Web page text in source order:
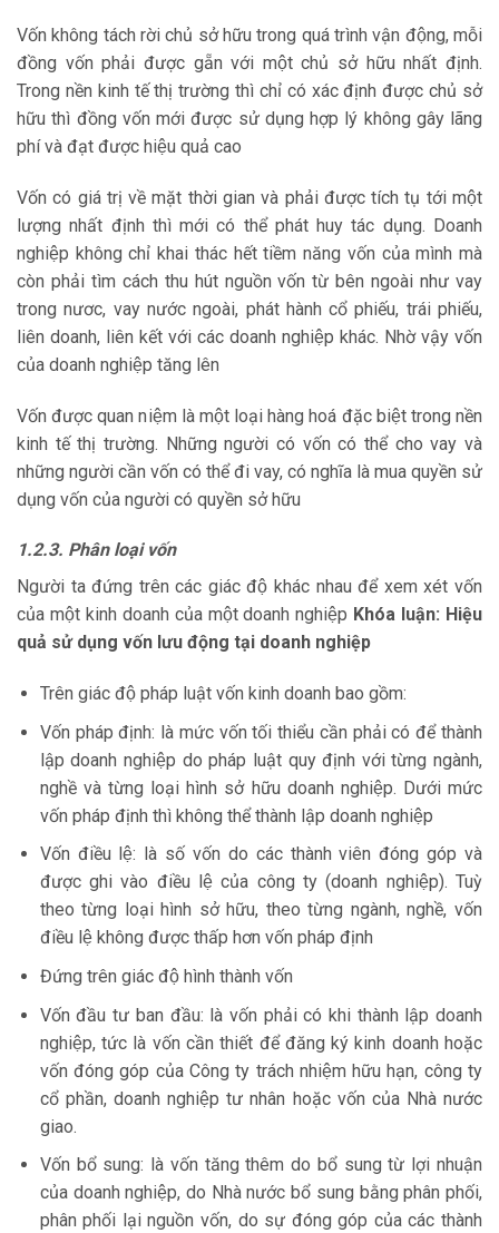
Vốn không tách rời chủ sở hữu trong quá trình vận động, mỗi
đồng vốn phải được gẵn với một chủ sở hữu nhất định.
Trong nền kinh tế thị trường thì chỉ có xác định được chủ sở
hữu thì đồng vốn mới được sử dụng hợp lý không gây lãng
phí và đạt được hiệu quả cao
Vốn có giá trị về mặt thời gian và phải được tích tụ tới một
lượng nhất định thì mới có thể phát huy tác dụng. Doanh
nghiệp không chỉ khai thác hết tiềm năng vốn của mình mà
còn phải tìm cách thu hút nguồn vốn từ bên ngoài như vay
trong nươc, vay nước ngoài, phát hành cổ phiếu, trái phiếu,
liên doanh, liên kết với các doanh nghiệp khác. Nhờ vậy vốn
của doanh nghiệp tăng lên
Vốn được quan niệm là một loại hàng hoá đặc biệt trong nền
kinh tế thị trường. Những người có vốn có thể cho vay và
những người cần vốn có thể đi vay, có nghĩa là mua quyền sử
dụng vốn của người có quyền sở hữu
1.2.3. Phân loại vốn
Người ta đứng trên các giác độ khác nhau để xem xét vốn
của một kinh doanh của một doanh nghiệp Khóa luận: Hiệu
quả sử dụng vốn lưu động tại doanh nghiệp
Trên giác độ pháp luật vốn kinh doanh bao gồm:
Vốn pháp định: là mức vốn tối thiểu cần phải có để thành
lập doanh nghiệp do pháp luật quy định với từng ngành,
nghề và từng loại hình sở hữu doanh nghiệp. Dưới mức
vốn pháp định thì không thể thành lập doanh nghiệp
Vốn điều lệ: là số vốn do các thành viên đóng góp và
được ghi vào điều lệ của công ty (doanh nghiệp). Tuỳ
theo từng loại hình sở hữu, theo từng ngành, nghề, vốn
điều lệ không được thấp hơn vốn pháp định
Đứng trên giác độ hình thành vốn
Vốn đầu tư ban đầu: là vốn phải có khi thành lập doanh
nghiệp, tức là vốn cần thiết để đăng ký kinh doanh hoặc
vốn đóng góp của Công ty trách nhiệm hữu hạn, công ty
cổ phần, doanh nghiệp tư nhân hoặc vốn của Nhà nước
giao.
Vốn bổ sung: là vốn tăng thêm do bổ sung từ lợi nhuận
của doanh nghiệp, do Nhà nước bổ sung bằng phân phối,
phân phối lại nguồn vốn, do sự đóng góp của các thành